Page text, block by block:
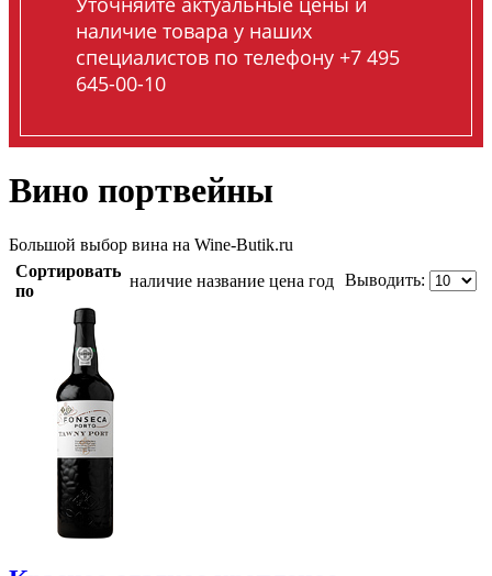
наличие товара у наших
специалистов по телефону +7 495
645-00-10
Вино портвейны
Большой выбор вина на Wine-Butik.ru
Сортировать
по
наличие название цена год Выводить: